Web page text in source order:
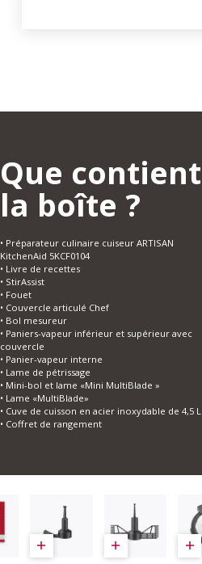
Que contient
la boîte ?
• Préparateur culinaire cuiseur ARTISAN
KitchenAid 5KCF0104
• Livre de recettes
• StirAssist
• Fouet
• Couvercle articulé Chef
• Bol mesureur
• Paniers-vapeur inférieur et supérieur avec
couvercle
• Panier-vapeur interne
• Lame de pétrissage
• Mini-bol et lame «Mini MultiBlade »
• Lame «MultiBlade»
• Cuve de cuisson en acier inoxydable de 4,5 L
• Coffret de rangement